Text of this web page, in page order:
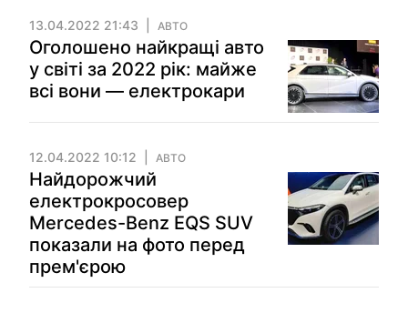
13.04.2022 21:43 АВТО
Оголошено найкращі авто
у світі за 2022 рік: майже
всі вони — електрокари
12.04.2022 10:12 АВТО
Найдорожчий
електрокросовер
Mercedes-Benz EQS SUV
показали на фото перед
прем'єрою